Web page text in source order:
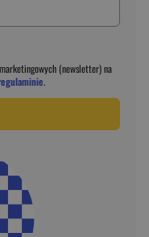
(newsletter) na
.